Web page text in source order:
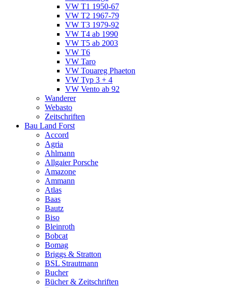
VW T1 1950-67
VW T2 1967-79
VW T3 1979-92
VW T4 ab 1990
VW T5 ab 2003
VW T6
VW Taro
VW Touareg Phaeton
VW Typ 3 + 4
VW Vento ab 92
Wanderer
Webasto
Zeitschriften
Bau Land Forst
Accord
Agria
Ahlmann
Allgaier Porsche
Amazone
Ammann
Atlas
Baas
Bautz
Biso
Bleinroth
Bobcat
Bomag
Briggs & Stratton
BSL Strautmann
Bucher
Bücher & Zeitschriften